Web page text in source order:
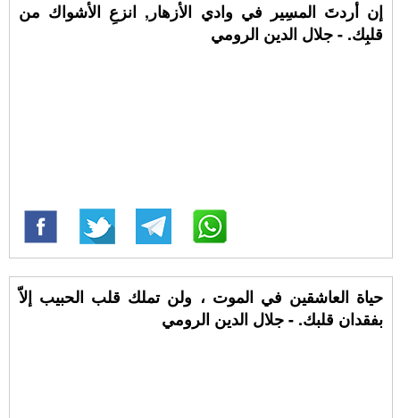
إن أردتَ المسِير في وادي الأزهار, انزعِ الأشواك من
قلبِك. - جلال الدين الرومي
حياة العاشقين في الموت ، ولن تملك قلب الحبيب إلاّ
بفقدان قلبك. - جلال الدين الرومي